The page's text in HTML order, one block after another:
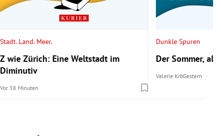
Stadt. Land. Meer.
Z wie Zürich: Eine Weltstadt im
Diminutiv
Vor 38 Minuten
Dunkle Spuren
Der Sommer,
Valerie KrbGestern